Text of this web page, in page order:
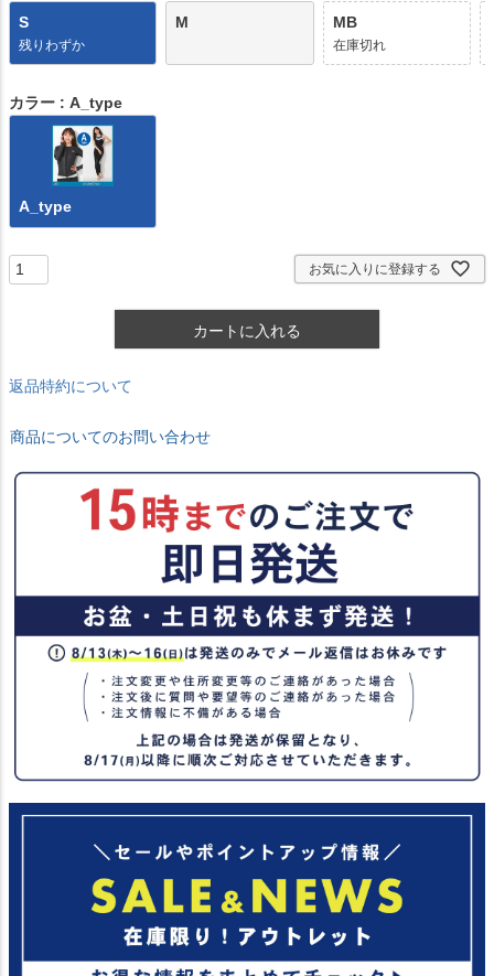
S
残りわずか
M MB
在庫切れ
カラー A_type
A_type
お気に入りに登録する
カートに入れる
返品特約について
商品についてのお問い合わせ